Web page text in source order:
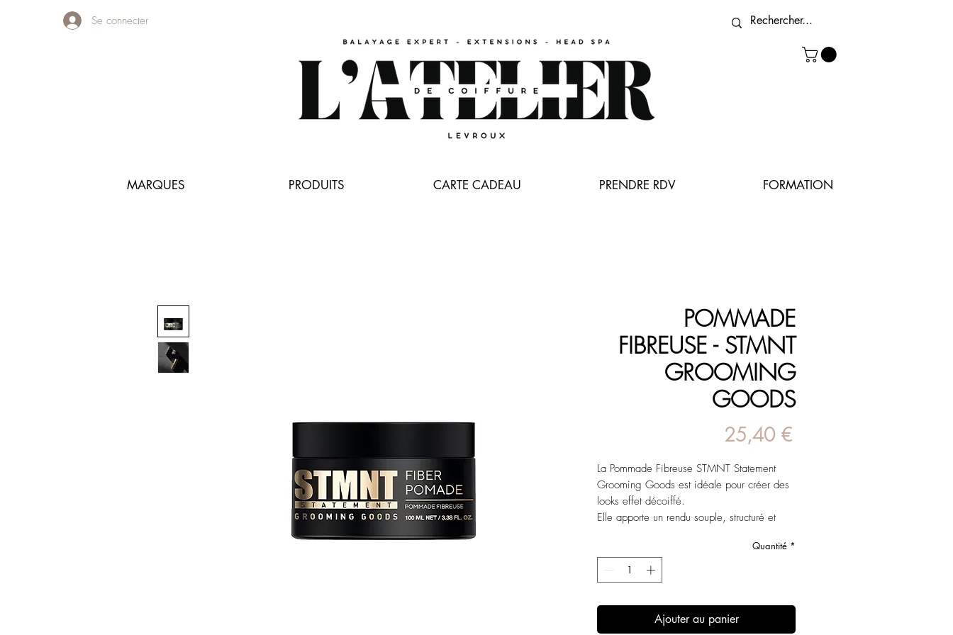
Se connecter
MARQUES PRODUITS CARTE CADEAU PRENDRE RDV FORMATION
POMMADE
FIBREUSE - STMNT
GROOMING
GOODS
25,40 €Prix
La Pommade Fibreuse STMNT Statement
Grooming Goods est idéale pour créer des
looks effet décoiffé.
Elle apporte un rendu souple, structuré et
Sa formule avec des fibres élastiques est
facilement malléable et offre une séparation
remarquable.
Contrôle fort même sur cheveux épais.
Quantité *
Ajouter au panier